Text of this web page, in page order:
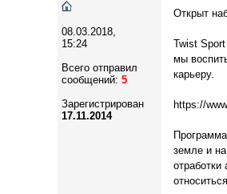
08.03.2018,
15:24
Всего отправил
сообщений: 5
Зарегистрирован
17.11.2014
Открыт
Twist
мы
карьеру.
https://
земле и